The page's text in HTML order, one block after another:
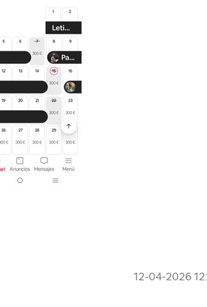
‎12-04-2026